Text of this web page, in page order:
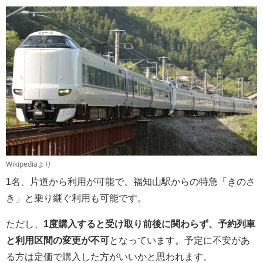
Wikipediaより
1名、片道から利用が可能で、福知山駅からの特急「きのさ
き」と乗り継ぐ利用も可能です。
ただし、 1度購入すると受け取り前後に関わらず、予約列車
と利用区間の変更が不可となっています。予定に不安があ
る方は定価で購入した方がいいかと思われます。